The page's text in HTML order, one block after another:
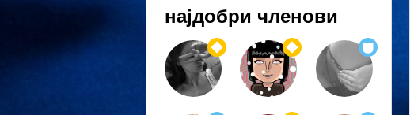
најдобри членови